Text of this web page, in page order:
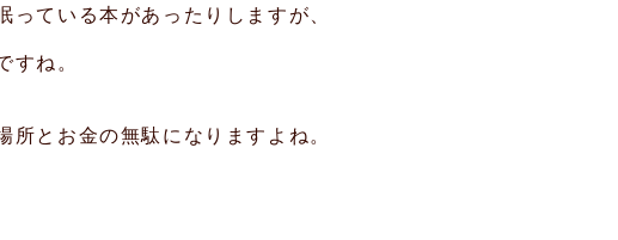
ている本があったりしますが、
すね。
とお金の無駄になりますよね。